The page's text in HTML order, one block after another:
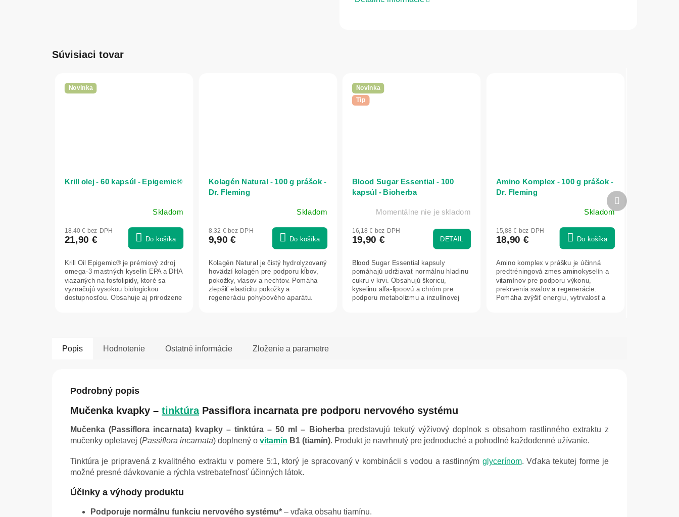
Súvisiaci tovar
Novinka
Krill olej - 60 kapsúl - Epigemic®
Skladom
18,40 € bez DPH
21,90 € Do košíka
Krill Oil Epigemic® je prémiový zdroj
omega-3 mastných kyselín EPA a DHA
viazaných na fosfolipidy, ktoré sa
vyznačujú vysokou biologickou
dostupnosťou. Obsahuje aj prirodzene
Kolagén Natural - 100 g prášok -
Dr. Fleming
Skladom
8,32 € bez DPH
9,90 € Do košíka
Kolagén Natural je čistý hydrolyzovaný
hovädzí kolagén pre podporu kĺbov,
pokožky, vlasov a nechtov. Pomáha
zlepšiť elasticitu pokožky a
regeneráciu pohybového aparátu.
Novinka
Tip
Blood Sugar Essential - 100
kapsúl - Bioherba
Momentálne nie je skladom
16,18 € bez DPH
19,90 € DETAIL
Blood Sugar Essential kapsuly
pomáhajú udržiavať normálnu hladinu
cukru v krvi. Obsahujú škoricu,
kyselinu alfa-lipoovú a chróm pre
podporu metabolizmu a inzulínovej
Amino Komplex - 100 g prášok -
Dr. Fleming
Skladom
15,88 € bez DPH
18,90 € Do košíka
Amino komplex v prášku je účinná
predtréningová zmes aminokyselín a
vitamínov pre podporu výkonu,
prekrvenia svalov a regenerácie.
Pomáha zvýšiť energiu, vytrvalosť a
Ďalší
produkt
Popis Hodnotenie Ostatné informácie Zloženie a parametre
Podrobný popis
Mučenka kvapky – tinktúraPassiflora incarnata pre podporu nervového systému
Mučenka (Passiflora incarnata) kvapky – tinktúra – 50 ml – Bioherbapredstavujú tekutý výživový doplnok s obsahom rastlinného extraktu z
mučenky opletavej (Passiflora incarnata) doplnený o vitamín B1 (tiamín). Produkt je navrhnutý pre jednoduché a pohodlné každodenné užívanie.
Tinktúra je pripravená z kvalitného extraktu v pomere 5:1, ktorý je spracovaný v kombinácii s vodou a rastlinným glycerínom. Vďaka tekutej forme je
možné presné dávkovanie a rýchla vstrebateľnosť účinných látok.
Účinky a výhody produktu
Podporuje normálnu funkciu nervového systému* – vďaka obsahu tiamínu.